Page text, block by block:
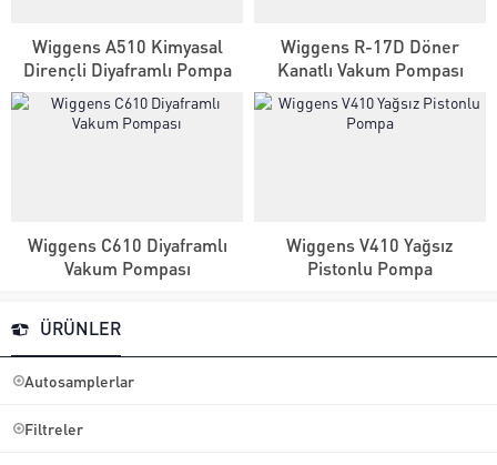
Wiggens A510 Kimyasal
Dirençli Diyaframlı Pompa
Wiggens R-17D Döner
Kanatlı Vakum Pompası
Wiggens C610 Diyaframlı
Vakum Pompası
Wiggens V410 Yağsız
Pistonlu Pompa
ÜRÜNLER
Autosamplerlar
Filtreler